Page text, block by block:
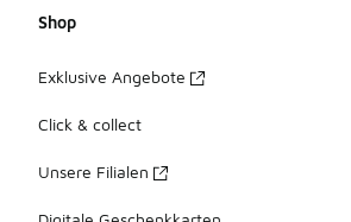
Shop
Exklusive Angebote
Click & collect
Unsere Filialen